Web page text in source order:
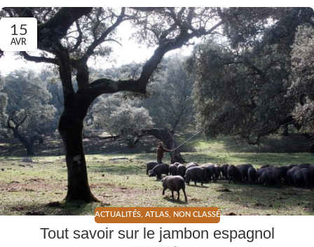
15
AVR
ACTUALITÉS, ATLAS, NON CLASSÉ
Tout savoir sur le jambon espagnol